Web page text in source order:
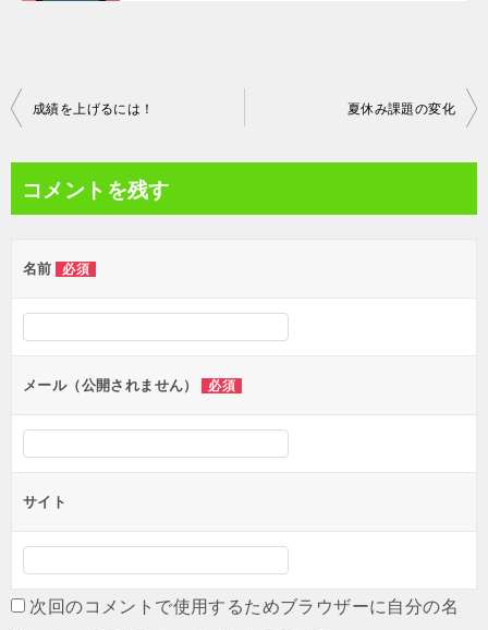
投
ビ
ー
シ
ョ
ン
成績を上げるには！ 夏休み課題の変化
コメントを残す
名前 必須
メール（公開されません） 必須
サイト
次回のコメントで使用するためブラウザーに自分の名